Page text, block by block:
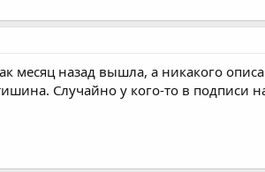
месяц назад вышла, а никакого
Случайно у кого-то в подписи